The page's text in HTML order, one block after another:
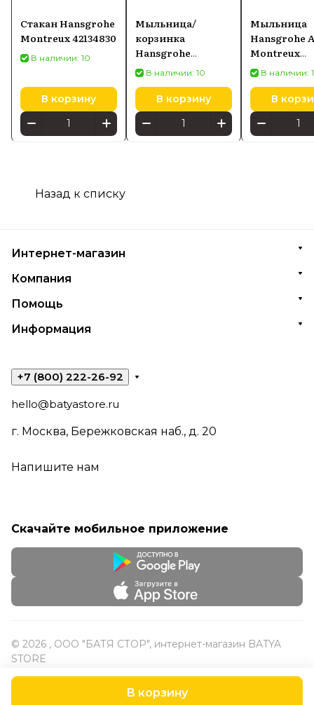
В корзину
Стакан Hansgrohe
Montreux 42134830
В наличии: 10
В корзину
Мыльница/
корзинка
Hansgrohe
42065000
В наличии: 10
В корзину
Мыльница
Hansgrohe
Montreux
42033000
В наличии:
В
Назад к списку
Интернет-магазин
Компания
Помощь
Информация
+7 (800) 222-26-92
hello@batyastore.ru
г. Москва, Бережковская наб., д. 20
Напишите нам
Скачайте мобильное приложение
© 2026 , ООО "БАТЯ СТОР", интернет-магазин BATYA
STORE